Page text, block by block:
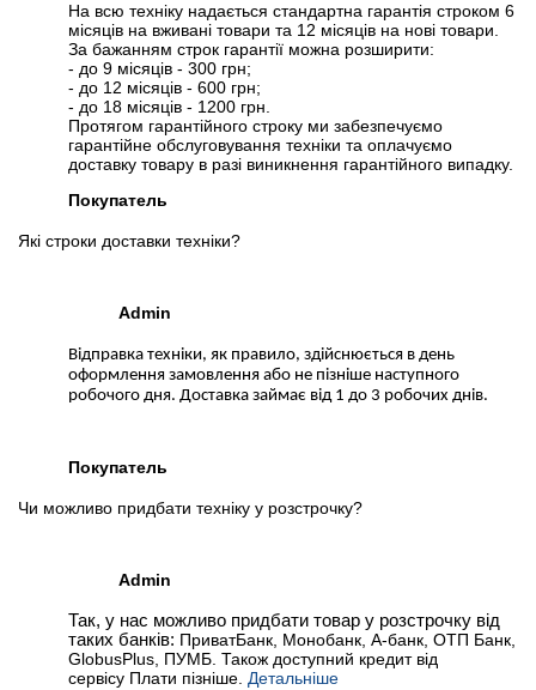
На всю техніку надається стандартна гарантія строком 6
місяців на вживані товари та 12 місяців на нові товари.
За бажанням строк гарантії можна розширити:
- до 9 місяців - 300 грн;
- до 12 місяців - 600 грн;
- до 18 місяців - 1200 грн.
Протягом гарантійного строку ми забезпечуємо
гарантійне обслуговування техніки та оплачуємо
доставку товару в разі виникнення гарантійного випадку.
Покупатель
Які строки доставки техніки?
Admin
Відправка техніки, як правило, здійснюється в день
оформлення замовлення або не пізніше наступного
робочого дня. Доставка займає від 1 до 3 робочих днів.
Покупатель
Чи можливо придбати техніку у розстрочку?
Admin
Так, у нас можливо придбати товар у розстрочку від
таких банків: ПриватБанк, Монобанк, А-банк, ОТП Банк,
GlobusPlus, ПУМБ. Також доступний кредит від
сервісу Плати пізніше. Детальніше